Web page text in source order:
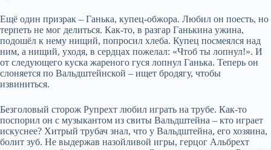
Ещё один призрак – Ганька, купец-обжора. Любил он поесть, но
терпеть не мог делиться. Как-то, в разгар Ганькина ужина,
подошёл к нему нищий, попросил хлеба. Купец посмеялся над
ним, а нищий, уходя, в сердцах пожелал: «Чтоб ты лопнул!». И
от следующего куска жареного гуся лопнул Ганька. Теперь он
слоняется по Вальдштейнской – ищет бродягу, чтобы
извиниться.
Безголовый сторож Рупрехт любил играть на трубе. Как-то
поспорил он с музыкантом из свиты Вальдштейна – кто играет
искуснее? Хитрый трубач знал, что у Вальдштейна, его хозяина,
болит зуб. Не выдержав назойливой игры, герцог Альбрехт